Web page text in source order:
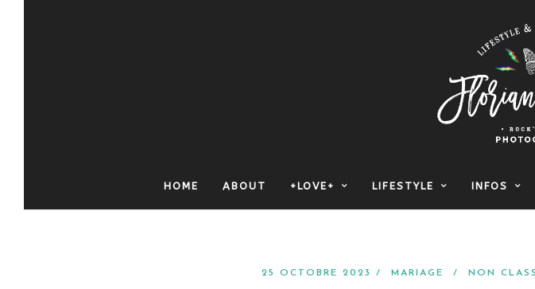
HOME ABOUT +LOVE+ LIFESTYLE INFOS
25 OCTOBRE 2023 / MARIAGE / NON